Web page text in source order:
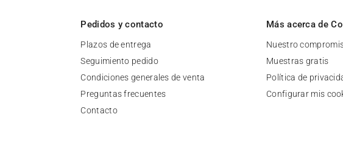
Pedidos y contacto
Plazos de entrega
Seguimiento pedido
Condiciones generales de venta
Preguntas frecuentes
Contacto
Más acerca de
Nuestro
Muestras gratis
Política de
Configurar mis